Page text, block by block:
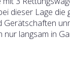
dieser Lage
langsam in